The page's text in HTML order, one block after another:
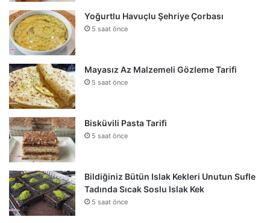
Yoğurtlu Havuçlu Şehriye Çorbası
5 saat önce
Mayasız Az Malzemeli Gözleme Tarifi
5 saat önce
Bisküvili Pasta Tarifi
5 saat önce
Bildiğiniz Bütün Islak Kekleri Unutun Sufle
Tadında Sıcak Soslu Islak Kek
5 saat önce